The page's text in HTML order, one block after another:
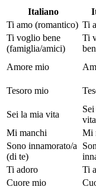
Italiano
Ti amo (romantico) Ti
Ti voglio bene
(famiglia/amici)
Ti
Amore mio
Tesoro mio
Sei la mia vita
vita
Mi manchi
Mi
Sono innamorato/a
(di te)
Ti adoro
Ti
Cuore mio